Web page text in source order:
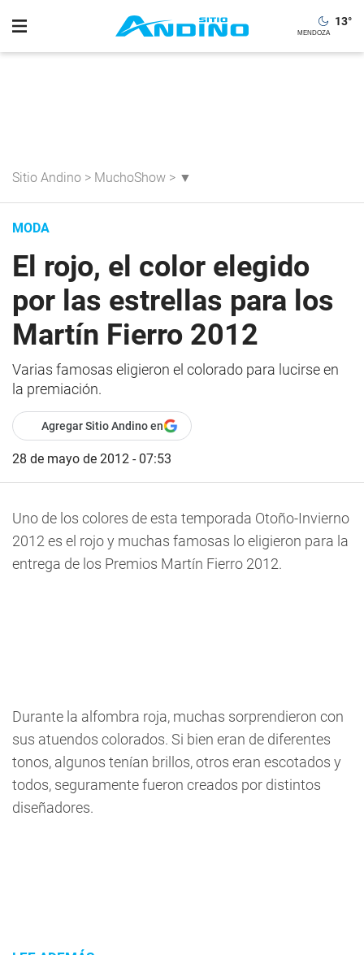
13°
Sitio Andino > MuchoShow > ▼
MODA
El rojo, el color elegido
por las estrellas para los
Martín Fierro 2012
Varias famosas eligieron el colorado para lucirse en
la premiación.
Agregar Sitio Andino en
28 de mayo de 2012 - 07:53
Uno de los colores de esta temporada Otoño-Invierno
2012 es el rojo y muchas famosas lo eligieron para la
entrega de los Premios Martín Fierro 2012.
Durante la alfombra roja, muchas sorprendieron con
sus atuendos colorados. Si bien eran de diferentes
tonos, algunos tenían brillos, otros eran escotados y
todos, seguramente fueron creados por distintos
diseñadores.